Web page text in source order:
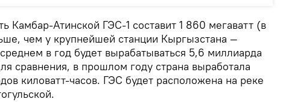
Камбар-Атинской ГЭС-1 составит 1 860 мегаватт (в
чем у крупнейшей станции Кыргызстана —
в год будет вырабатываться 5,6 миллиарда
сравнения, в прошлом году страна выработала
киловатт-часов. ГЭС будет расположена на реке